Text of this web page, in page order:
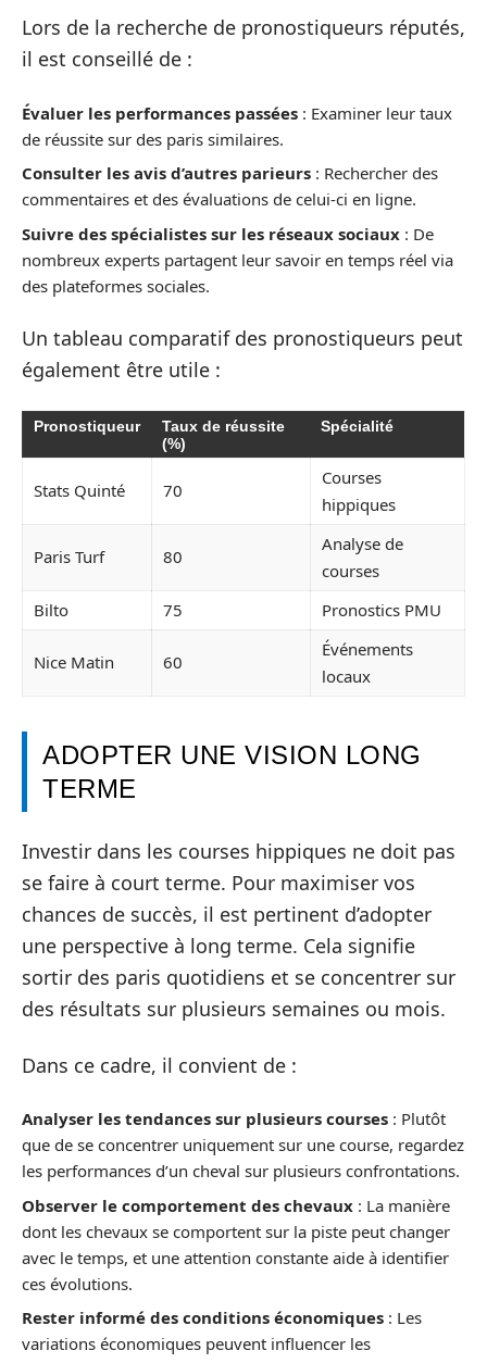
Lors de la recherche de pronostiqueurs réputés,
il est conseillé de :
Évaluer les performances passées : Examiner leur taux
de réussite sur des paris similaires.
Consulter les avis d’autres parieurs : Rechercher des
commentaires et des évaluations de celui-ci en ligne.
Suivre des spécialistes sur les réseaux sociaux : De
nombreux experts partagent leur savoir en temps réel via
des plateformes sociales.
Un tableau comparatif des pronostiqueurs peut
également être utile :
Pronostiqueur
Taux de réussite
(%)
Spécialité
Stats Quinté 70
Courses
hippiques
Paris Turf 80
Analyse de
courses
Bilto
75 Pronostics PMU
Nice Matin 60
Événements
locaux
ADOPTER UNE VISION LONG
TERME
Investir dans les courses hippiques ne doit pas
se faire à court terme. Pour maximiser vos
chances de succès, il est pertinent d’adopter
une perspective à long terme. Cela signifie
sortir des paris quotidiens et se concentrer sur
des résultats sur plusieurs semaines ou mois.
Dans ce cadre, il convient de :
Analyser les tendances sur plusieurs courses : Plutôt
que de se concentrer uniquement sur une course, regardez
les performances d’un cheval sur plusieurs confrontations.
Observer le comportement des chevaux : La manière
dont les chevaux se comportent sur la piste peut changer
avec le temps, et une attention constante aide à identifier
ces évolutions.
Rester informé des conditions économiques : Les
variations économiques peuvent influencer les